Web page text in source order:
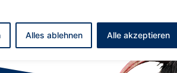
Alles ablehnen Alle akzeptieren